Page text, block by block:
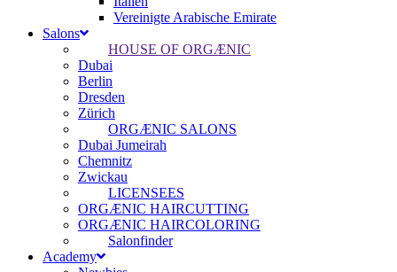
Vereinigte Arabische Emirate
Salons
HOUSE OF ORGÆNIC
Dubai
Berlin
Dresden
Zürich
ORGÆNIC SALONS
Dubai Jumeirah
Chemnitz
Zwickau
LICENSEES
ORGÆNIC HAIRCUTTING
ORGÆNIC HAIRCOLORING
Salonfinder
Academy